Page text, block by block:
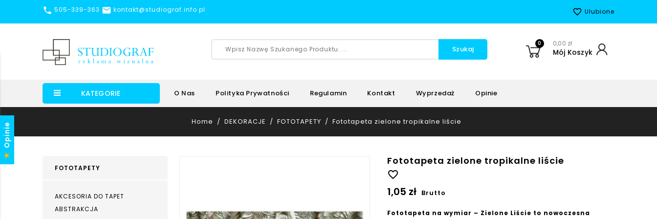
 505-339-363  kontakt@studiograf.info.pl favorite_border Ulubione
Szukaj
0 0,00 zł
Mój Koszyk
KATEGORIE O Nas Polityka Prywatności Regulamin Kontakt Wyprzedaż Opinie
Home DEKORACJE FOTOTAPETY Fototapeta zielone tropikalne liście
FOTOTAPETY
AKCESORIA DO TAPET
ABSTRAKCJA
Fototapeta zielone tropikalne liście
favorite_border
1,05 zł Brutto
Fototapeta na wymiar – Zielone Liście to nowoczesna
Opinie